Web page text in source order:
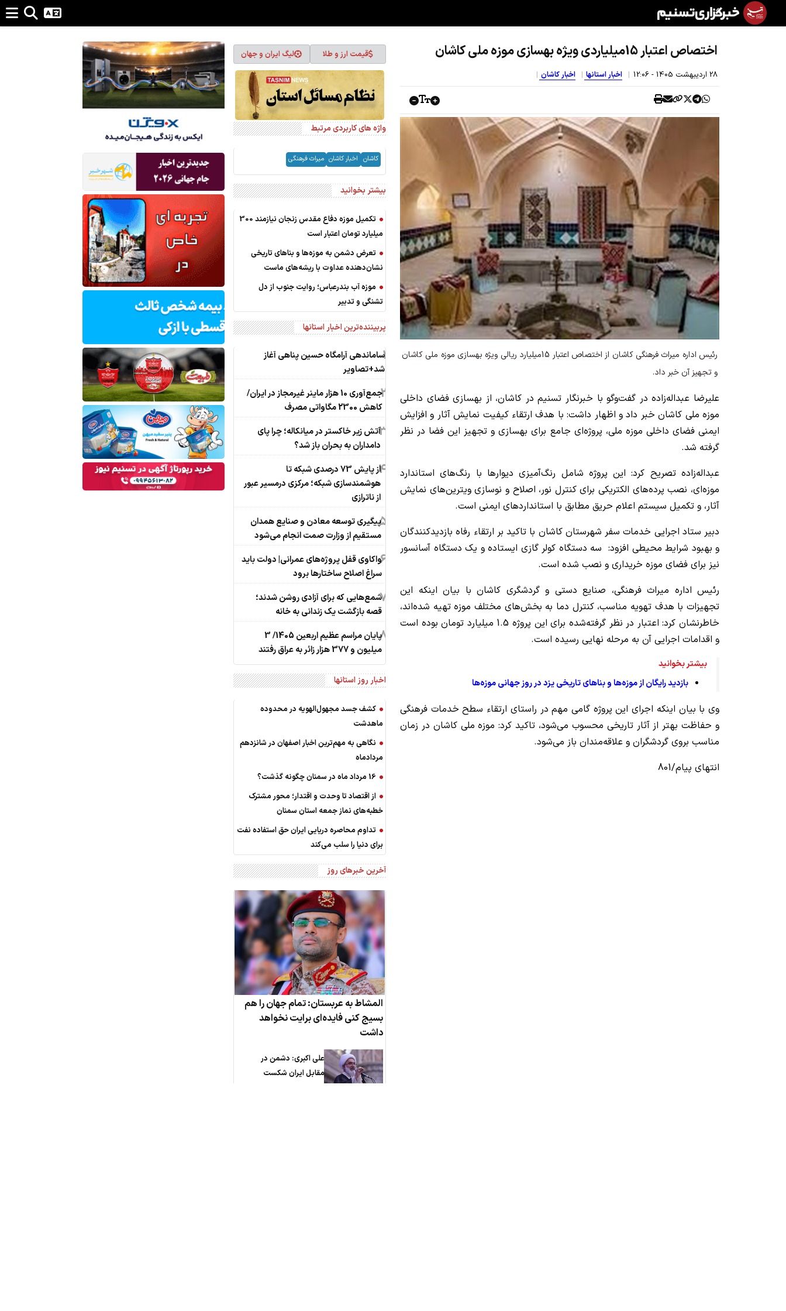
اختصاص اعتبار 15میلیاردی ویژه بهسازی موزه ملی کاشان
28 ارديبهشت 1405 - 12:06 اخبار استانها اخبار کاشان
رئیس اداره میراث فرهنگی کاشان از اختصاص اعتبار 15میلیارد ریالی ویژه بهسازی موزه ملی کاشان
و تجهیز آن خبر داد.
علیرضا عبداله‌زاده در گفت‌وگو با خبرنگار تسنیم در کاشان، از بهسازی فضای داخلی
موزه ملی کاشان خبر داد و اظهار داشت: با هدف ارتقاء کیفیت نمایش آثار و افزایش
ایمنی فضای داخلی موزه ملی، پروژه‌ای جامع برای بهسازی و تجهیز این فضا در نظر
گرفته شد.
عبداله‌زاده تصریح کرد: این پروژه شامل رنگ‌آمیزی دیوارها با رنگ‌های استاندارد
موزه‌ای، نصب پرده‌های الکتریکی برای کنترل نور، اصلاح و نوسازی ویترین‌های نمایش
آثار، و تکمیل سیستم اعلام حریق مطابق با استانداردهای ایمنی است.
دبیر ستاد اجرایی خدمات سفر شهرستان کاشان با تاکید بر ارتقاء رفاه بازدیدکنندگان
و بهبود شرایط محیطی افزود: سه دستگاه کولر گازی ایستاده و یک دستگاه آسانسور
نیز برای فضای موزه خریداری و نصب شده است.
رئیس اداره میراث فرهنگی، صنایع دستی و گردشگری کاشان با بیان اینکه این
تجهیزات با هدف تهویه مناسب، کنترل دما به بخش‌های مختلف موزه تهیه شده‌اند،
خاطرنشان کرد: اعتبار در نظر گرفته‌شده برای این پروژه 1.5 میلیارد تومان بوده است
و اقدامات اجرایی آن به مرحله نهایی رسیده است.
بیشتر بخوانید
بازدید رایگان از موزه‌ها و بناهای تاریخی یزد در روز جهانی موزه‌ها
وی با بیان اینکه اجرای این پروژه گامی مهم در راستای ارتقاء سطح خدمات فرهنگی
و حفاظت بهتر از آثار تاریخی محسوب می‌شود، تاکید کرد: موزه ملی کاشان در زمان
مناسب بروی گردشگران و علاقه‌مندان باز می‌شود.
انتهای پیام/801
قیمت ارز و طلا لیگ ایران و جهان
واژه های کاربردی مرتبط
کاشان اخبار کاشان میراث فرهنگی
بیشتر بخوانید
تکمیل موزه دفاع مقدس زنجان نیازمند 300
میلیارد تومان اعتبار است
تعرض دشمن به موزه‌ها و بناهای تاریخی
نشان‌دهنده عداوت با ریشه‌های ماست
موزه آب بندرعباس؛ روایت جنوب از دل
تشنگی و تدبیر
پربیننده‌ترین اخبار استانها
1ساماندهی آرامگاه حسین پناهی آغاز
شد+تصاویر
2
جمع‌آوری 10 هزار ماینر غیرمجاز در ایران/
کاهش 2300 مگاواتی مصرف
3آتش زیر خاکستر در میانکاله؛ چرا پای
دامداران به بحران باز شد؟
4
از پایش 73 درصدی شبکه تا
هوشمندسازی شبکه؛ مرکزی درمسیر عبور
از ناترازی
5پیگیری توسعه معادن و صنایع همدان
مستقیم از وزارت صمت انجام می‌شود
6واکاوی قفل پروژه‌های عمرانی| دولت باید
سراغ اصلاح ساختارها برود
7شمع‌هایی که ‌برای آزادی روشن شدند؛
قصه بازگشت یک زندانی به خانه
8
پایان مراسم عظیم اربعین 1405/ ‌3
میلیون و 377 ‌هزار زائر به عراق رفتند
اخبار روز استانها
کشف جسد مجهول‌الهویه در محدوده
ماهدشت
نگاهی به مهم‌ترین اخبار اصفهان در‌ شانزدهم
مردادماه
از اقتصاد تا وحدت و اقتدار؛ محور مشترک
خطبه‌های نماز جمعه استان سمنان
تداوم محاصره دریایی ایران حق استفاده نفت
برای دنیا را سلب می‌کند
آخرین خبرهای روز
المشاط به عربستان: تمام جهان را هم
بسیج کنی فایده‌ای برایت نخواهد
داشت
علی اکبری: دشمن در
مقابل ایران شکست